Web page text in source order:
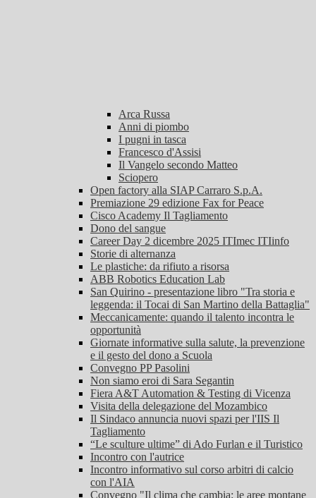
Arca Russa
Anni di piombo
I pugni in tasca
Francesco d'Assisi
Il Vangelo secondo Matteo
Sciopero
Open factory alla SIAP Carraro S.p.A.
Premiazione 29 edizione Fax for Peace
Cisco Academy Il Tagliamento
Dono del sangue
Career Day 2 dicembre 2025 ITImec ITIinfo
Storie di alternanza
Le plastiche: da rifiuto a risorsa
ABB Robotics Education Lab
San Quirino - presentazione libro "Tra storia e
leggenda: il Tocai di San Martino della Battaglia"
Meccanicamente: quando il talento incontra le
opportunità
Giornate informative sulla salute, la prevenzione
e il gesto del dono a Scuola
Convegno PP Pasolini
Non siamo eroi di Sara Segantin
Fiera A&T Automation & Testing di Vicenza
Visita della delegazione del Mozambico
Il Sindaco annuncia nuovi spazi per l'IIS Il
Tagliamento
“Le sculture ultime” di Ado Furlan e il Turistico
Incontro con l'autrice
Incontro informativo sul corso arbitri di calcio
con l'AIA
Convegno "Il clima che cambia: le aree montane